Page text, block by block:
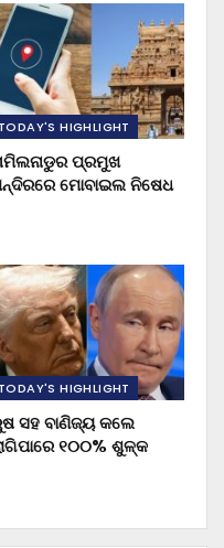
TODAY'S HIGHLIGHT
ପ୍ରମୁଖ
ମୋବାଇଲ ନିଷେଧ
TODAY'S HIGHLIGHT
ସହ ବାଣିଜ୍ୟ କଲେ
୧୦୦% ଶୁଳ୍କ